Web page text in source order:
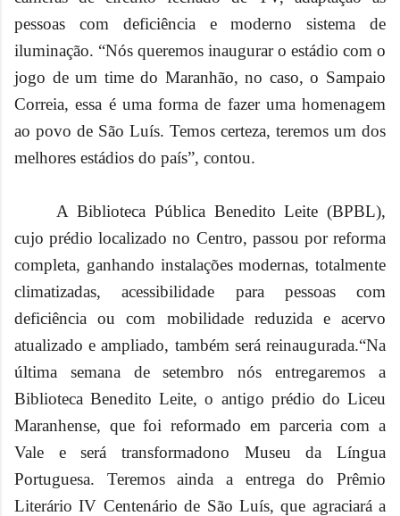
pessoas com deficiência e moderno sistema de
iluminação. “Nós queremos inaugurar o estádio com o
jogo de um time do Maranhão, no caso, o Sampaio
Correia, essa é uma forma de fazer uma homenagem
ao povo de São Luís. Temos certeza, teremos um dos
melhores estádios do país”, contou.
A Biblioteca Pública Benedito Leite (BPBL),
cujo prédio localizado no Centro, passou porreforma
completa, ganhando instalações modernas, totalmente
climatizadas, acessibilidade para pessoas com
deficiência ou com mobilidade reduzida e acervo
atualizado e ampliado, também será reinaugurada.“Na
última semana de setembro nós entregaremos a
Biblioteca Benedito Leite, o antigo prédio do Liceu
Maranhense, que foi reformado em parceria com a
Vale e será transformadono Museu da Língua
Portuguesa. Teremos ainda a entrega do Prêmio
Literário IV Centenário de São Luís, que agraciará a